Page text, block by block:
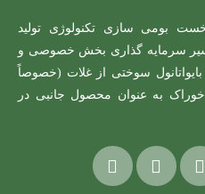
بومی سازی تکنولوژی تولید
مسیر سرمایه گذاری بخش خصوصی و
بایواتانول سوختی از غلات (خصوصاً
به عنوان محصول جانبی در